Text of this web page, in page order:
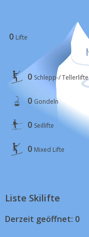
0 Lifte
0 Schlepp-/ Tellerlifte
0 Gondeln
0 Seillifte
0 Mixed Lifte
Liste Skilifte
Derzeit geöffnet: 0